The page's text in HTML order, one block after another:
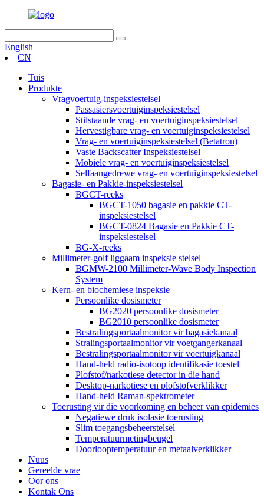
English
CN
Tuis
Produkte
Vragvoertuig-inspeksiestelsel
Passasiersvoertuiginspeksiestelsel
Stilstaande vrag- en voertuiginspeksiestelsel
Hervestigbare vrag- en voertuiginspeksiestelsel
Vrag- en voertuiginspeksiestelsel (Betatron)
Vaste Backscatter Inspeksiestelsel
Mobiele vrag- en voertuiginspeksiestelsel
Selfaangedrewe vrag- en voertuiginspeksiestelsel
Bagasie- en Pakkie-inspeksiestelsel
BGCT-reeks
BGCT-1050 bagasie en pakkie CT-
inspeksiestelsel
BGCT-0824 Bagasie en Pakkie CT-
inspeksiestelsel
BG-X-reeks
Millimeter-golf liggaam inspeksie stelsel
BGMW-2100 Millimeter-Wave Body Inspection
System
Kern- en biochemiese inspeksie
Persoonlike dosismeter
BG2020 persoonlike dosismeter
BG2010 persoonlike dosismeter
Bestralingsportaalmonitor vir bagasiekanaal
Stralingsportaalmonitor vir voetgangerkanaal
Bestralingsportaalmonitor vir voertuigkanaal
Hand-held radio-isotoop identifikasie toestel
Plofstof/narkotiese detector in die hand
Desktop-narkotiese en plofstofverklikker
Hand-held Raman-spektrometer
Toerusting vir die voorkoming en beheer van epidemies
Negatiewe druk isolasie toerusting
Slim toegangsbeheerstelsel
Temperatuurmetingbeugel
Doorlooptemperatuur en metaalverklikker
Nuus
Gereelde vrae
Oor ons
Kontak Ons